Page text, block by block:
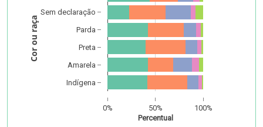
0% 50% 100%
Indígena
Amarela
Preta
Parda
Sem declaração
Percentual
Cor ou raça